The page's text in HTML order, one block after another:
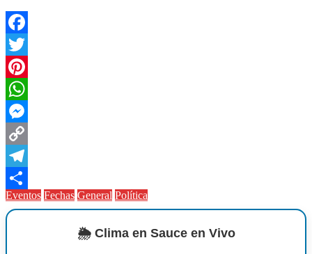
Facebook
Twitter
Pinterest
WhatsApp
Messenger
Copy
Link
Telegram
Compartir
Eventos Fechas General Política
🌦️ Clima en Sauce en Vivo